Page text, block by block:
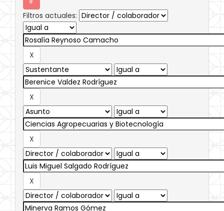
Filtros actuales: